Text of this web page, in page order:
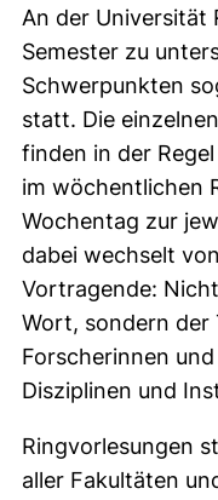
An der Universität
Semester zu
Schwerpunkten
statt. Die
finden in der
im wöchentlichen
Wochentag zur
dabei wechselt
Vortragende:
Wort, sondern der
Forscherinnen
Disziplinen und
Ringvorlesungen
aller Fakultäten